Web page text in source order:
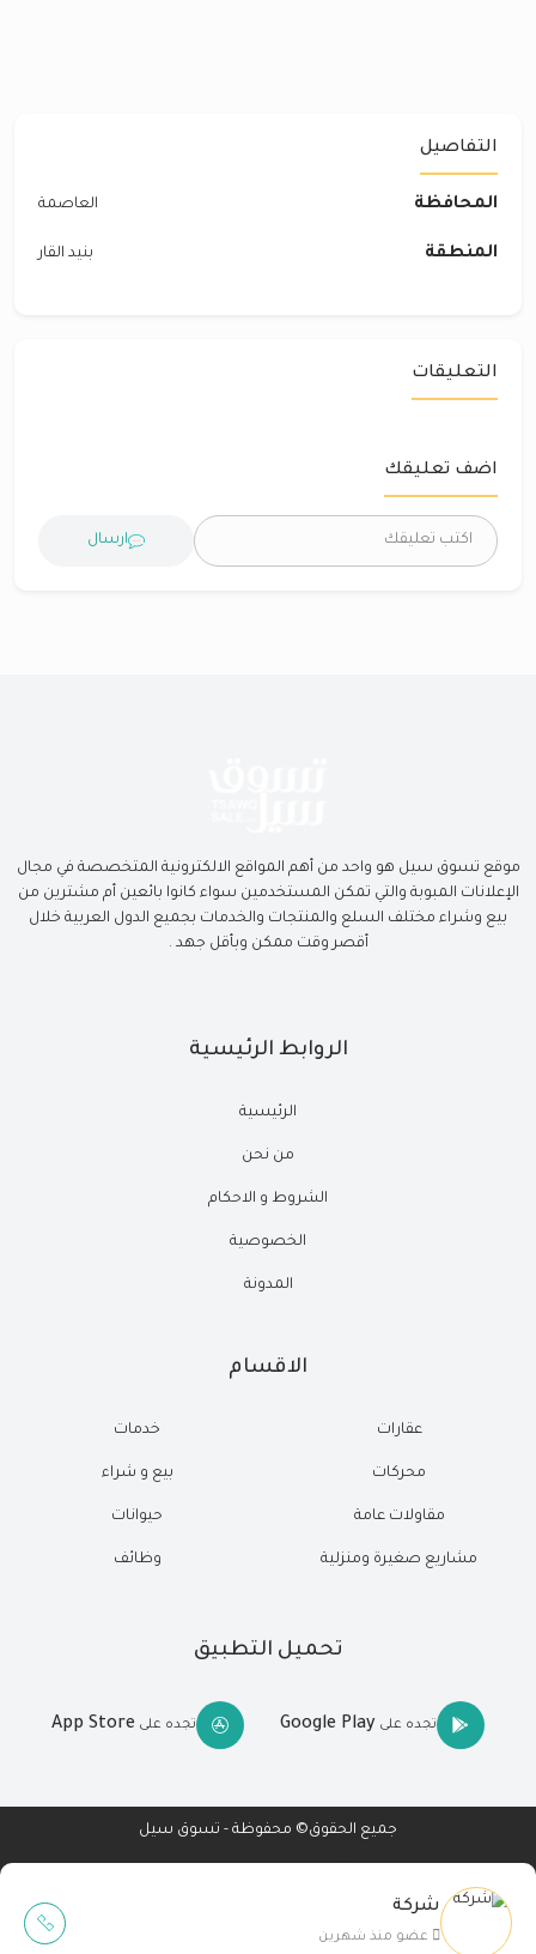
شركة
عضو منذ شهرين
التفاصيل
المحافظة العاصمة
المنطقة بنيد القار
التعليقات
اضف تعليقك
ارسال
موقع تسوق سيل هو واحد من أهم المواقع الالكترونية المتخصصة في مجال
الإعلانات المبوبة والتي تمكن المستخدمين سواء كانوا بائعين أم مشترين من
بيع وشراء مختلف السلع والمنتجات والخدمات بجميع الدول العربية خلال
أقصر وقت ممكن وبأقل جهد .
الروابط الرئيسية
الرئيسية
من نحن
الشروط و الاحكام
الخصوصية
المدونة
الاقسام
عقارات
محركات
مقاولات عامة
مشاريع صغيرة ومنزلية
خدمات
بيع و شراء
حيوانات
وظائف
تحميل التطبيق
تجده على Google Play تجده على App Store
جميع الحقوق© محفوظة - تسوق سيل